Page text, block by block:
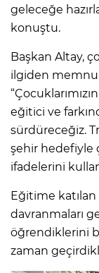
geleceğe
konuştu.
Başkan Altay,
ilgiden
eğitici ve
sürdüreceğiz.
şehir hedefiyle
ifadelerini
Eğitime
davranmaları
öğrendiklerini
zaman